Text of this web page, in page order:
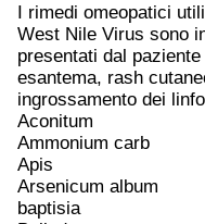
I rimedi omeopatici
West Nile Virus sono
presentati dal
esantema, rash
ingrossamento dei
Aconitum
Ammonium carb
Apis
Arsenicum album
baptisia